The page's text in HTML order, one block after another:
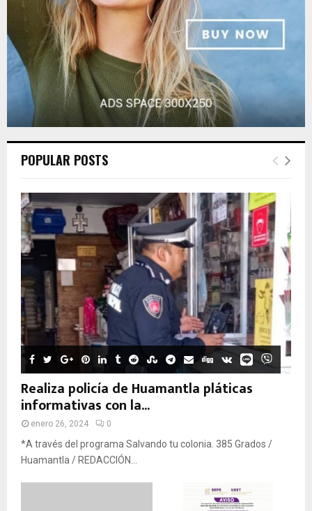
POPULAR POSTS
Realiza policía de Huamantla pláticas
informativas con la...
enero 26, 2024 0
*A través del programa Salvando tu colonia. 385 Grados /
Huamantla / REDACCIÓN...